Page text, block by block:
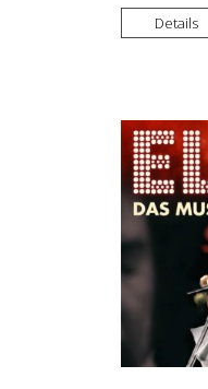
Details